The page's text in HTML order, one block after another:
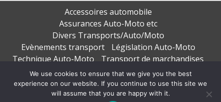
Accessoires automobile
Assurances Auto-Moto etc
Divers Transports/Auto/Moto
Evènements transport
Législation Auto-Moto
Technique Auto-Moto
Transport de marchandises
Transport de personnes
Copyright © All rights reserved.|DarkNews
We use cookies to ensure that we give you the best
experience on our website. If you continue to use this site we
will assume that you are happy with it.